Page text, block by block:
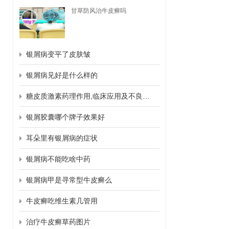
甘草防风治牛皮癣吗
银屑病变平了皮肤皱
银屑病见好是什么样的
银屑胶囊哪个牌子效果好
耳朵里有银屑病的症状
银屑病不能吃啥中药
银屑病甲是寻常型牛皮癣么
牛皮癣吃维生素几管用
治疗牛皮癣草药图片